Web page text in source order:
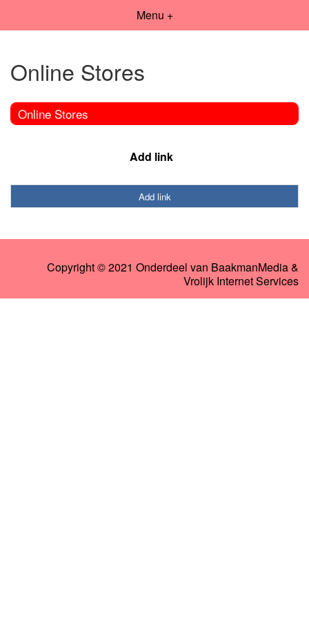
Menu +
Online Stores
Online Stores
Add link
Add link
Copyright © 2021 Onderdeel van BaakmanMedia&
Vrolijk Internet Services